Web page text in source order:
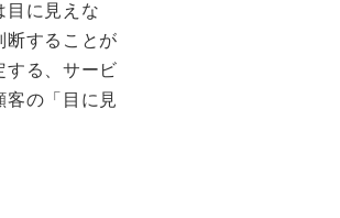
目に見えな
断することが
する、サービ
客の「目に見